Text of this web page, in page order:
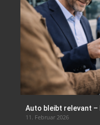
Auto bleibt relevant –
11. Februar 2026